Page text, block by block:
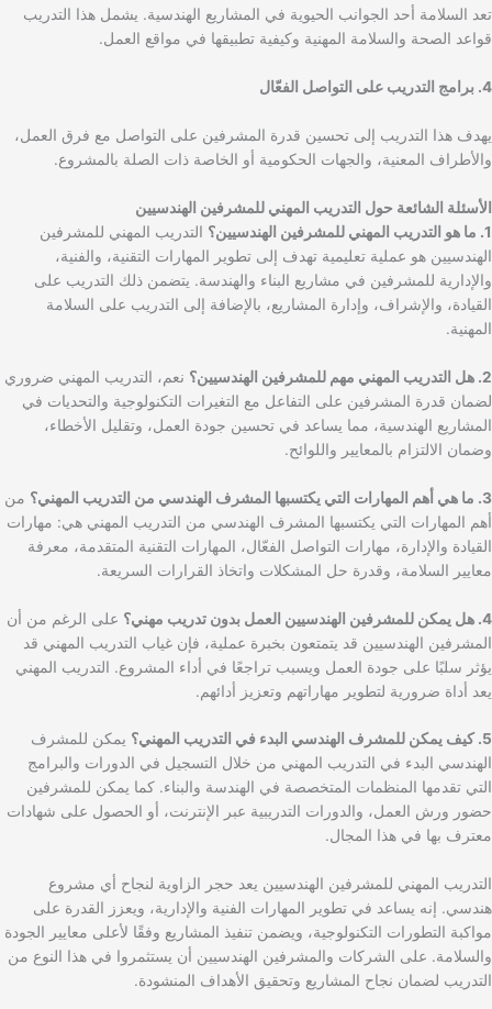
تعد السلامة أحد الجوانب الحيوية في المشاريع الهندسية. يشمل هذا التدريب
قواعد الصحة والسلامة المهنية وكيفية تطبيقها في مواقع العمل.
4. برامج التدريب على التواصل الفعّال
يهدف هذا التدريب إلى تحسين قدرة المشرفين على التواصل مع فرق العمل،
والأطراف المعنية، والجهات الحكومية أو الخاصة ذات الصلة بالمشروع.
الأسئلة الشائعة حول التدريب المهني للمشرفين الهندسيين
1. ما هو التدريب المهني للمشرفين الهندسيين؟
التدريب المهني للمشرفين
الهندسيين هو عملية تعليمية تهدف إلى تطوير المهارات التقنية، والفنية،
والإدارية للمشرفين في مشاريع البناء والهندسة. يتضمن ذلك التدريب على
القيادة، والإشراف، وإدارة المشاريع، بالإضافة إلى التدريب على السلامة
المهنية.
2. هل التدريب المهني مهم للمشرفين الهندسيين؟
نعم، التدريب المهني ضروري
لضمان قدرة المشرفين على التفاعل مع التغيرات التكنولوجية والتحديات في
المشاريع الهندسية، مما يساعد في تحسين جودة العمل، وتقليل الأخطاء،
وضمان الالتزام بالمعايير واللوائح.
3. ما هي أهم المهارات التي يكتسبها المشرف الهندسي من التدريب المهني؟
من
أهم المهارات التي يكتسبها المشرف الهندسي من التدريب المهني هي: مهارات
القيادة والإدارة، مهارات التواصل الفعّال، المهارات التقنية المتقدمة، معرفة
معايير السلامة، وقدرة حل المشكلات واتخاذ القرارات السريعة.
4. هل يمكن للمشرفين الهندسيين العمل بدون تدريب مهني؟
على الرغم من أن
المشرفين الهندسيين قد يتمتعون بخبرة عملية، فإن غياب التدريب المهني قد
يؤثر سلبًا على جودة العمل ويسبب تراجعًا في أداء المشروع. التدريب المهني
يعد أداة ضرورية لتطوير مهاراتهم وتعزيز أدائهم.
5. كيف يمكن للمشرف الهندسي البدء في التدريب المهني؟
يمكن للمشرف
الهندسي البدء في التدريب المهني من خلال التسجيل في الدورات والبرامج
التي تقدمها المنظمات المتخصصة في الهندسة والبناء. كما يمكن للمشرفين
حضور ورش العمل، والدورات التدريبية عبر الإنترنت، أو الحصول على شهادات
معترف بها في هذا المجال.
التدريب المهني للمشرفين الهندسيين يعد حجر الزاوية لنجاح أي مشروع
هندسي. إنه يساعد في تطوير المهارات الفنية والإدارية، ويعزز القدرة على
مواكبة التطورات التكنولوجية، ويضمن تنفيذ المشاريع وفقًا لأعلى معايير الجودة
والسلامة. على الشركات والمشرفين الهندسيين أن يستثمروا في هذا النوع من
التدريب لضمان نجاح المشاريع وتحقيق الأهداف المنشودة.